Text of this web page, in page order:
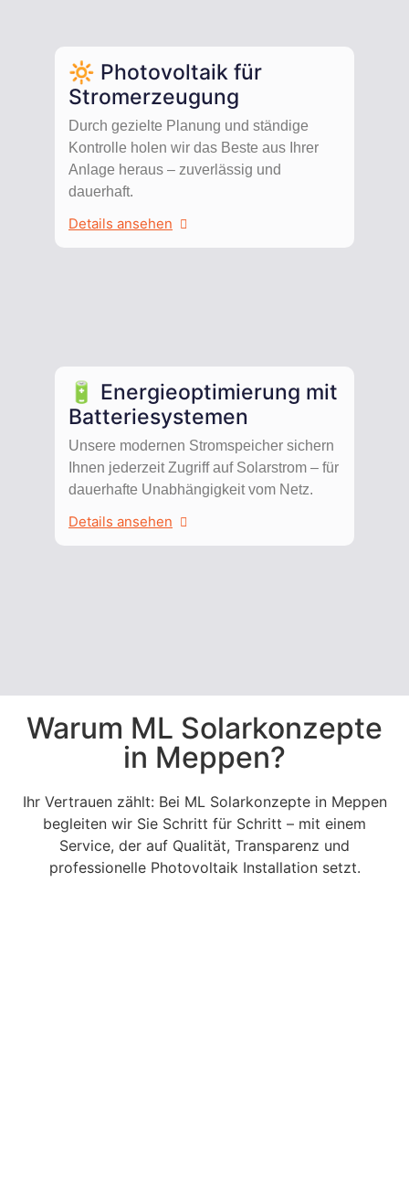
🔆 Photovoltaik für
Stromerzeugung
Durch gezielte Planung und ständige
Kontrolle holen wir das Beste aus Ihrer
Anlage heraus – zuverlässig und
dauerhaft.
Details ansehen
🔋 Energieoptimierung mit
Batteriesystemen
Unsere modernen Stromspeicher sichern
Ihnen jederzeit Zugriff auf Solarstrom – für
dauerhafte Unabhängigkeit vom Netz.
Details ansehen
Warum ML Solarkonzepte
in Meppen?
Ihr Vertrauen zählt: Bei ML Solarkonzepte in Meppen
begleiten wir Sie Schritt für Schritt – mit einem
Service, der auf Qualität, Transparenz und
professionelle Photovoltaik Installation setzt.